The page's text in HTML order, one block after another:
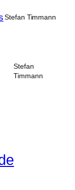
Stefan Timmann
Stefan
Timmann